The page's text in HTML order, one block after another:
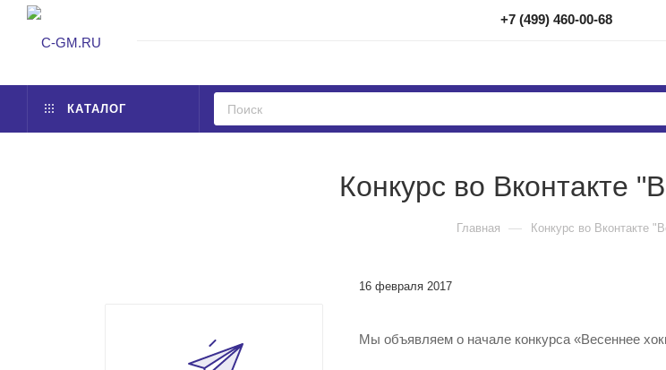
+7 (499) 460-00-68
КАТАЛОГ
Конкурс во Вконтакте
Главная — Конкурс во Вконтакте
16 февраля 2017
Мы объявляем о начале конкурса «Весеннее